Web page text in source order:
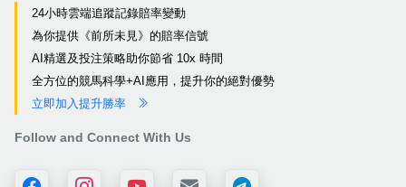
24小時雲端追蹤記錄賠率變動
為你提供《前所未見》的賠率信號
AI精選及投注策略助你節省 10x 時間
全方位的競馬科學+AI應用，提升你的絕對優勢
立即加入提升勝率
Follow and Connect With Us